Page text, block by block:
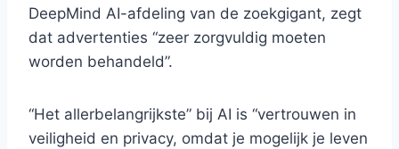
DeepMind AI-afdeling van de zoekgigant, zegt
dat advertenties “zeer zorgvuldig moeten
worden behandeld”.
“Het allerbelangrijkste” bij AI is “vertrouwen in
veiligheid en privacy, omdat je mogelijk je leven